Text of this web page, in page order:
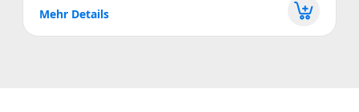
Mehr Details